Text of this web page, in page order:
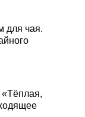
для чая.